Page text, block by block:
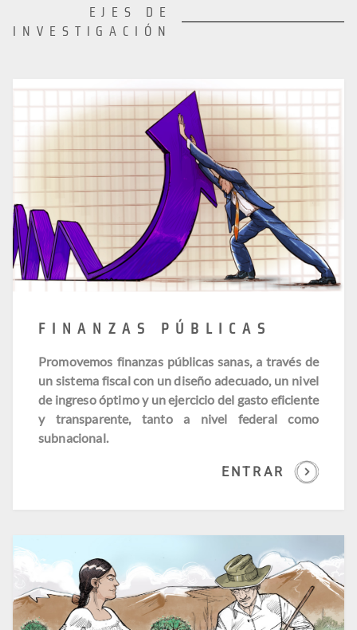
EJES DE
INVESTIGACIÓN
FINANZAS PÚBLICAS
Promovemos finanzas públicas sanas, a través de
un sistema fiscal con un diseño adecuado, un nivel
de ingreso óptimo y un ejercicio del gasto eficiente
y transparente, tanto a nivel federal como
subnacional.
ENTRAR